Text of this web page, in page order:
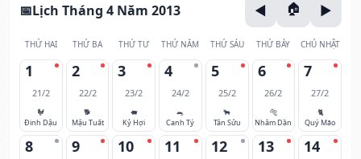
Lịch Tháng 4 Năm 2013
THỨ HAI THỨ BA THỨ TƯ THỨ NĂM THỨ SÁU THỨ BẢY CHỦ NHẬT
1
21/2
🐓
Đinh Dậu
2
22/2
🐕
Mậu Tuất
3
23/2
🐖
Kỷ Hợi
4
24/2
🐀
Canh Tý
5
25/2
🐂
Tân Sửu
6
26/2
🐅
Nhâm Dần
7
27/2
🐈
Quý Mão
8 9 10 11 12 13 14